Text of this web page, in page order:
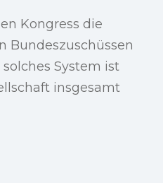
Kongress die
Bundeszuschüssen
System ist
insgesamt